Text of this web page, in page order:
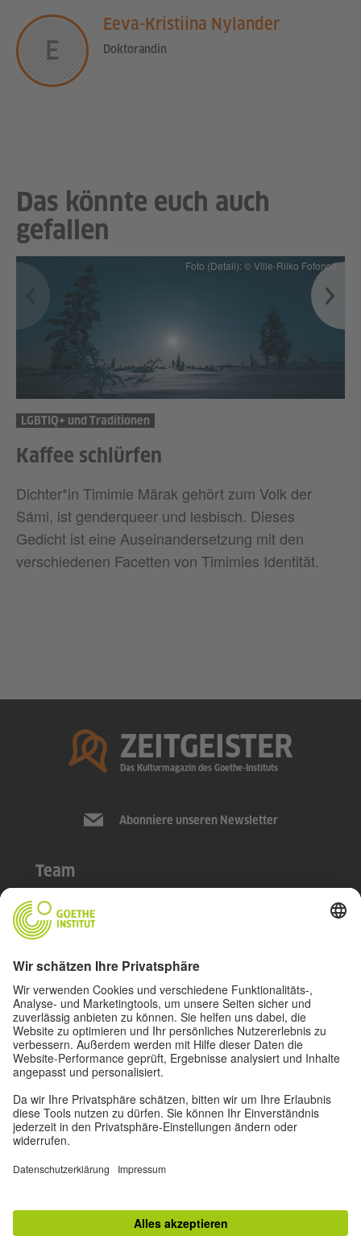
Eeva-Kristiina Nylander
Doktorandin
E
Das könnte euch auch
gefallen
LGBTIQ+ und Traditionen
Kaffee schlürfen
Dichter*in Timimie Märak gehört zum Volk der
Sámi, ist genderqueer und lesbisch. Dieses
Gedicht ist eine Auseinandersetzung mit den
verschiedenen Facetten von Timimies Identität.
Foto (Detail): © Ville-Riiko Fofonoff
Startseite
ZEITGEISTER
Das Kulturmagazin des Goethe-Instituts
Abonniere unseren Newsletter
Team
About
Impressum
Datenschutz
Nutzungsbedingungen
Privatsphäre-Einstellungen
Barrierefreiheit
Goethe.de